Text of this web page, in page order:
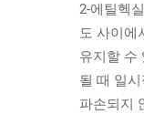
2-에틸헥
도 사이에
유지할 수
될 때 일
파손되지